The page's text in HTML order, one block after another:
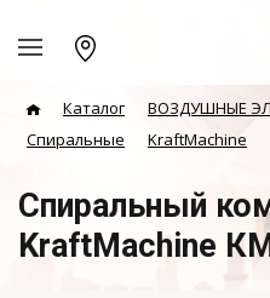
Каталог
ВОЗДУШНЫЕ
Спиральные
KraftMachine
Спиральный
KraftMachine